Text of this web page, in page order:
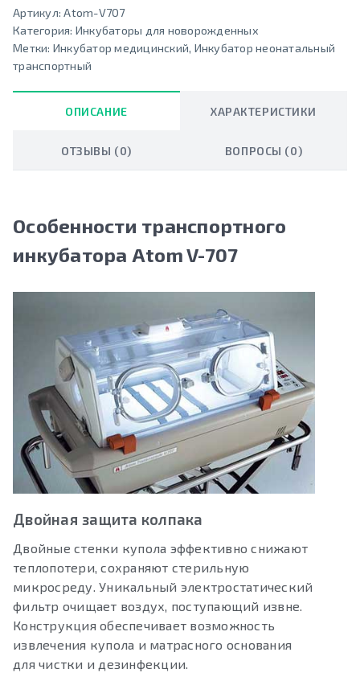
Артикул:Atom-V707
Категория: Инкубаторы для новорожденных
Метки: Инкубатор медицинский, Инкубатор неонатальный
транспортный
ОПИСАНИЕ ХАРАКТЕРИСТИКИ
ОТЗЫВЫ (0) ВОПРОСЫ (0)
Особенности транспортного
инкубатора Atom V-707
Двойная защита колпака
Двойные стенки купола эффективно снижают
теплопотери, сохраняют стерильную
микросреду. Уникальный электростатический
фильтр очищает воздух, поступающий извне.
Конструкция обеспечивает возможность
извлечения купола и матрасного основания
для чистки и дезинфекции.